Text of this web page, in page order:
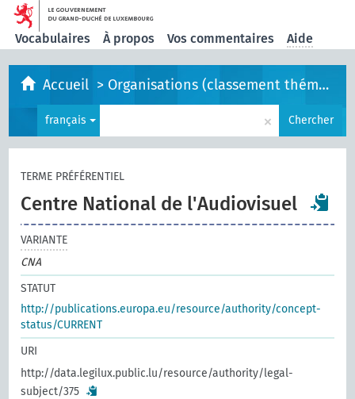
Vocabulaires À propos Vos commentaires Aide
Accueil > Organisations (classement thématique)
français × Chercher
TERME PRÉFÉRENTIEL
Centre National de l'Audiovisuel
VARIANTE
CNA
STATUT
http://publications.europa.eu/resource/authority/concept-
status/CURRENT
URI
http://data.legilux.public.lu/resource/authority/legal-
subject/375